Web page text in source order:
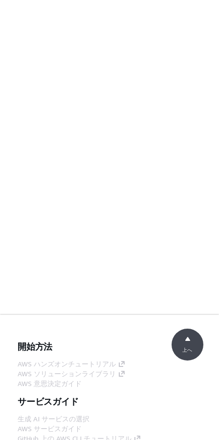
開始方法
AWS ハンズオンチュートリアル
AWS ソリューションライブラリ
AWS 意思決定ガイド
サービスガイド
生成 AI サービスの選択
AWS サービスガイド
GitHub 上の AWS CLI チュートリアル
上へ